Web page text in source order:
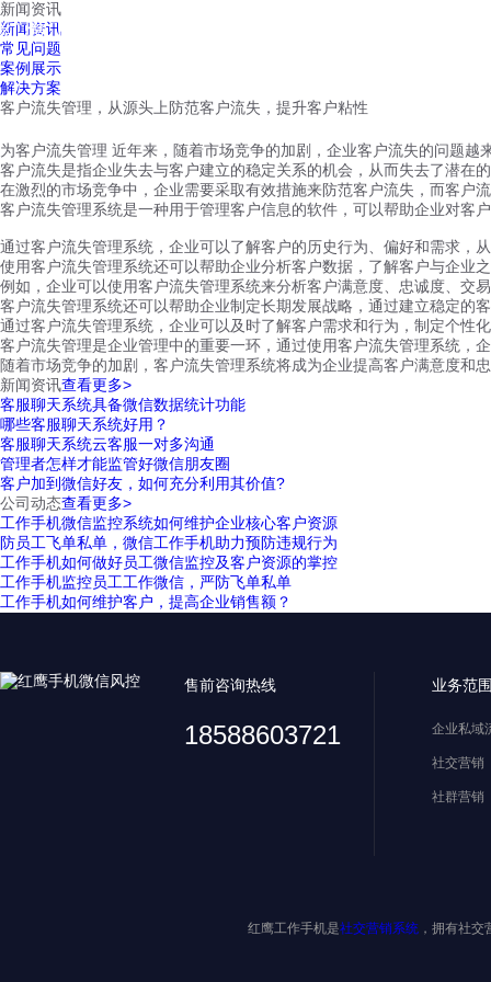
红鹰工作手机
新闻资讯
新闻资讯
常见问题
案例展示
解决方案
客户流失管理，从源头上防范客户流失，提升客户粘性
为客户流失管理 近年来，随着市场竞争的加剧，企业客户流失的问题越
客户流失是指企业失去与客户建立的稳定关系的机会，从而失去了潜在
在激烈的市场竞争中，企业需要采取有效措施来防范客户流失，而客户
客户流失管理系统是一种用于管理客户信息的软件，可以帮助企业对客
通过客户流失管理系统，企业可以了解客户的历史行为、偏好和需求，
使用客户流失管理系统还可以帮助企业分析客户数据，了解客户与企业
例如，企业可以使用客户流失管理系统来分析客户满意度、忠诚度、交
客户流失管理系统还可以帮助企业制定长期发展战略，通过建立稳定的
通过客户流失管理系统，企业可以及时了解客户需求和行为，制定个性
客户流失管理是企业管理中的重要一环，通过使用客户流失管理系统，
随着市场竞争的加剧，客户流失管理系统将成为企业提高客户满意度和
新闻资讯查看更多>
客服聊天系统具备微信数据统计功能
哪些客服聊天系统好用？
客服聊天系统云客服一对多沟通
管理者怎样才能监管好微信朋友圈
客户加到微信好友，如何充分利用其价值?
公司动态查看更多>
工作手机微信监控系统如何维护企业核心客户资源
防员工飞单私单，微信工作手机助力预防违规行为
工作手机如何做好员工微信监控及客户资源的掌控
工作手机监控员工工作微信，严防飞单私单
工作手机如何维护客户，提高企业销售额？
售前咨询热线
18588603721
业务范
企业私域
社交营销
社群营销
红鹰工作手机是社交营销系统 ，拥有社